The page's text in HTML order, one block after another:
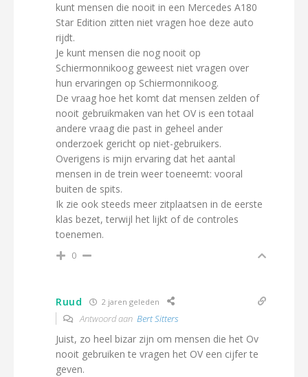
kunt mensen die nooit in een Mercedes A180
Star Edition zitten niet vragen hoe deze auto
rijdt.
Je kunt mensen die nog nooit op
Schiermonnikoog geweest niet vragen over
hun ervaringen op Schiermonnikoog.
De vraag hoe het komt dat mensen zelden of
nooit gebruikmaken van het OV is een totaal
andere vraag die past in geheel ander
onderzoek gericht op niet-gebruikers.
Overigens is mijn ervaring dat het aantal
mensen in de trein weer toeneemt: vooral
buiten de spits.
Ik zie ook steeds meer zitplaatsen in de eerste
klas bezet, terwijl het lijkt of de controles
toenemen.
0
Ruud 2 jaren geleden
Antwoord aan Bert Sitters
Juist, zo heel bizar zijn om mensen die het Ov
nooit gebruiken te vragen het OV een cijfer te
geven.